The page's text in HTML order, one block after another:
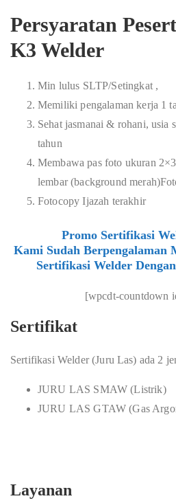
Persyaratan
K3 Welder
Min lulus SLTP/Setingkat ,
Memiliki pengalaman kerja 1
Sehat jasmanai & rohani, usia
tahun
Membawa pas foto ukuran
lembar (background
Fotocopy Ijazah terakhir
Promo Sertifikasi
Kami Sudah Berpengalaman
Sertifikasi Welder
[wpcdt-countdown
Sertifikat
Sertifikasi Welder (Juru Las) ada 2
JURU LAS SMAW (Listrik)
JURU LAS GTAW (Gas
Layanan